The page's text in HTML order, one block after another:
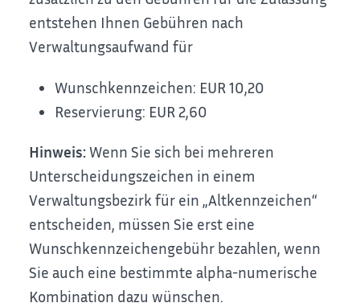
entstehen Ihnen Gebühren nach
Verwaltungsaufwand für
Wunschkennzeichen: EUR 10,20
Reservierung: EUR 2,60
Hinweis:Wenn Sie sich bei mehreren
Unterscheidungszeichen in einem
Verwaltungsbezirk für ein „Altkennzeichen“
entscheiden, müssen Sie erst eine
Wunschkennzeichengebühr bezahlen, wenn
Sie auch eine bestimmte alpha-numerische
Kombination dazu wünschen.